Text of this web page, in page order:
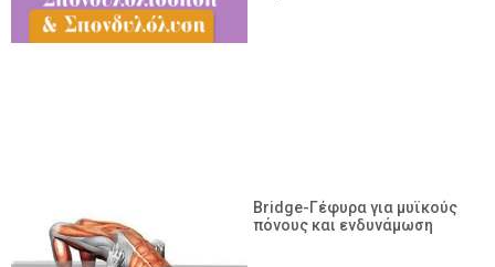
Bridge-Γέφυρα για μυϊκούς
πόνους και ενδυνάμωση